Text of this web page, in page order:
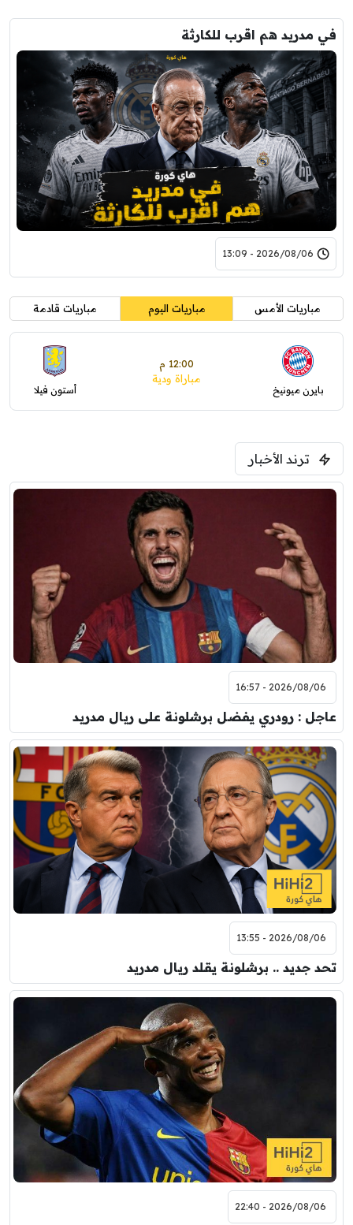
في مدريد هم اقرب للكارثة
2026/08/06 - 13:09
مباريات الأمس مباريات اليوم مباريات قادمة
بايرن ميونيخ
12:00 م
مباراة ودية
أستون فيلا
ترند الأخبار
2026/08/06 - 16:57
عاجل : رودري يفضل برشلونة على ريال مدريد
2026/08/06 - 13:55
تحد جديد .. برشلونة يقلد ريال مدريد
2026/08/06 - 22:40